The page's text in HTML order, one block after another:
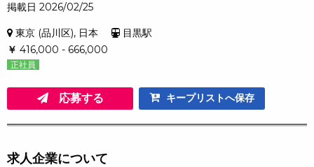
掲載日 2026/02/25
東京 (品川区), 日本
目黒駅
￥ 416,000 - 666,000
正社員
応募する キープリストへ保存
求人企業について